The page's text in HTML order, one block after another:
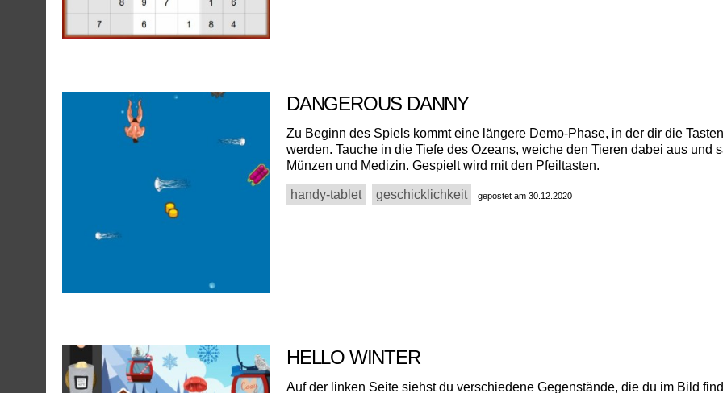
DANGEROUS DANNY
Zu Beginn des Spiels kommt eine längere Demo-Phase, in der dir die
werden. Tauche in die Tiefe des Ozeans, weiche den Tieren dabei aus und
Münzen und Medizin. Gespielt wird mit den Pfeiltasten.
handy-tablet geschicklichkeit gepostet am 30.12.2020
HELLO WINTER
Auf der linken Seite siehst du verschiedene Gegenstände, die du im Bild